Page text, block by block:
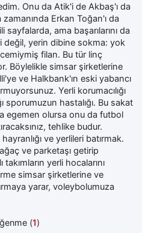
Onu da Atik'i de Akbaş'ı da
zamanında Erkan Toğan'ı da
sayfalarda, ama başarılarını da
değil, yerin dibine sokma: yok
filan. Bu tür linç
Böylelikle simsar şirketlerine
ve Halkbank'ın eski yabancı
Yerli korumacılığı
sporumuzun hastalığı. Bu sakat
egemen olursa onu da futbol
tehlike budur.
ve yerlileri batırmak.
ve parketaşı getirip
takımların yerli hocalarını
simsar şirketlerine ve
yarar, voleybolumuza
(1)